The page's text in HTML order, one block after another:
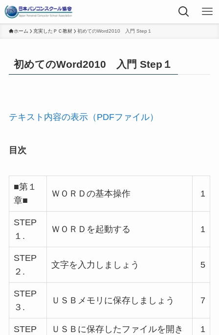
ホーム 充実したＰＣ教材 初めてのWord2010 入門 Step１
初めてのWord2010 入門 Step１
テキスト内容の表示（PDFファイル）
目次
■第１
章■
ＷＯＲＤの基本操作 1
STEP
１.
ＷＯＲＤを起動する 1
STEP
２.
文字を入力しましょう 5
STEP
３.
ＵＳＢメモリに保存しましょう 7
STEP
ＵＳＢに保存したファイルを開き
1